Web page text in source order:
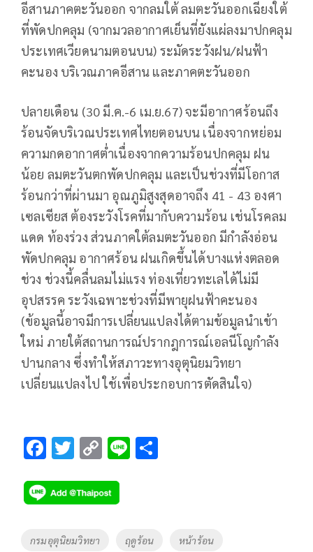
อีสานภาคตะวันออก จากลมใต้ ลมตะวันออกเฉียงใต้
ที่พัดปกคลุม (จากมวลอากาศเย็นที่ยังแผ่ลงมาปกคลุม
ประเทศเวียดนามตอนบน) ระมัดระวังฝน/ฝนฟ้า
คะนอง บริเวณภาคอีสาน และภาคตะวันออก
ปลายเดือน (30 มี.ค.-6 เม.ย.67) จะมีอากาศร้อนถึง
ร้อนจัดบริเวณประเทศไทยตอนบน เนื่องจากหย่อม
ความกดอากาศต่ำเนื่องจากความร้อนปกคลุม ฝน
น้อย ลมตะวันตกพัดปกคลุม และเป็นช่วงที่มีโอกาส
ร้อนกว่าที่ผ่านมา อุณภูมิสูงสุดอาจถึง 41 - 43 องศา
เซลเซียส ต้องระวังโรคที่มากับความร้อน เช่นโรคลม
แดด ท้องร่วง ส่วนภาคใต้ลมตะวันออก มีกำลังอ่อน
พัดปกคลุม อากาศร้อน ฝนเกิดขึ้นได้บางแห่งตลอด
ช่วง ช่วงนี้คลื่นลมไม่แรง ท่องเที่ยวทะเลได้ไม่มี
อุปสรรค ระวังเฉพาะช่วงที่มีพายุฝนฟ้าคะนอง
(ข้อมูลนี้อาจมีการเปลี่ยนแปลงได้ตามข้อมูลนำเข้า
ใหม่ ภายใต้สถานการณ์ปรากฎการณ์เอลนีโญกำลัง
ปานกลาง ซึ่งทำให้สภาวะทางอุตุนิยมวิทยา
เปลี่ยนแปลงไป ใช้เพื่อประกอบการตัดสินใจ)
F
e
b
o
T
tt
er
C
p
y
Li
Tags
กรมอุตุนิยมวิทยา ฤดูร้อน หน้าร้อน